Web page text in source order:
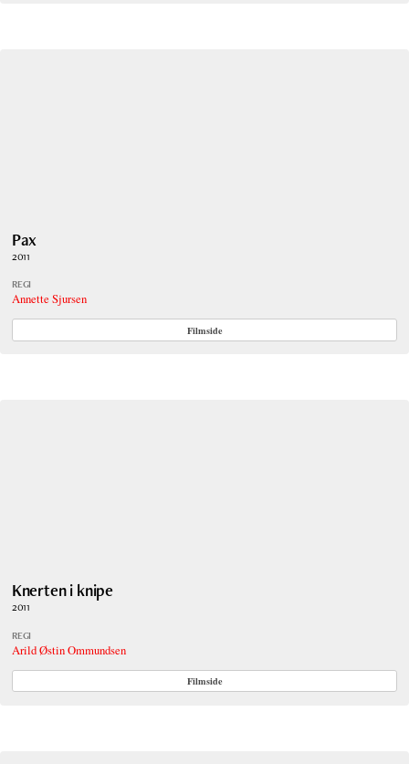
Pax
2011
REGI
Annette Sjursen
Filmside
Knerten i knipe
2011
REGI
Arild Østin Ommundsen
Filmside